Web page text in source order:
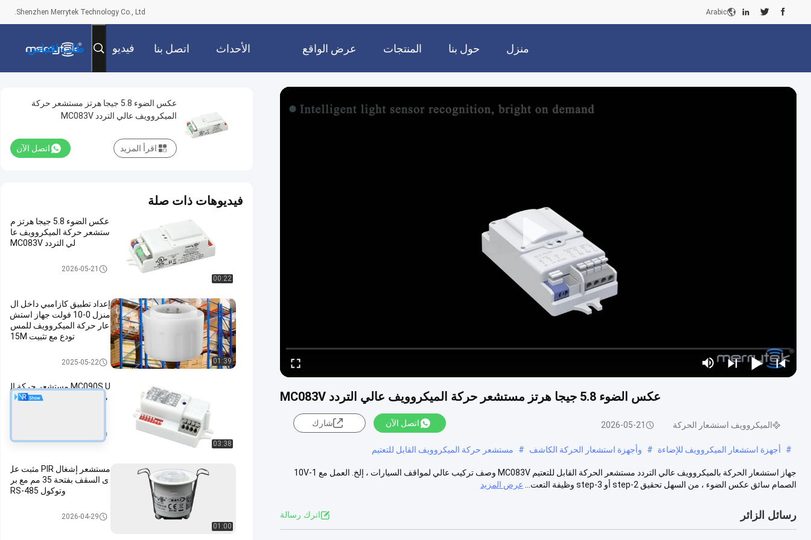
Shenzhen Merrytek Technology Co., Ltd. Arabic
منزل حول بنا المنتجات عرض الواقع الأحداث اتصل بنا فيديو طلب اقتباس
عكس الضوء 5.8 جيجا هرتز مستشعر حركة الميكروويف عالي التردد MC083V
الميكروويف استشعار الحركة 2026-05-21 اتصل الآن شارك
# أجهزة استشعار الميكروويف للإضاءة # وأجهزة استشعار الحركة الكاشف # مستشعر حركة الميكروويف القابل للتعتيم
جهاز استشعار الحركة بالميكروويف عالي التردد مستشعر الحركة القابل للتعتيم MC083V وصف تركيب عالي لمواقف السيارات ، إلخ. العمل مع 1-10V
الصمام سائق عكس الضوء ، من السهل تحقيق 2-step أو 3-step وظيفة التعت...
عرض المزيد
رسائل الزائر اترك رسالة
عكس الضوء 5.8 جيجا هرتز مستشعر حركة
الميكروويف عالي التردد MC083V
اتصل الآن اقرأ المزيد
فيديوهات ذات صلة
00:22
عكس الضوء 5.8 جيجا هرتز م
ستشعر حركة الميكروويف عا
لي التردد MC083V
الميكروويف استشعار الحركة
2026-05-21
01:39
إعداد تطبيق كازامبي داخل ال
منزل 0-10 فولت جهاز استش
عار حركة الميكروويف للمس
تودع مع تثبيت 15M
الميكروويف استشعار الحركة
2025-05-22
03:38
MC090S U مستشعر حركة ال
01:00
مستشعر إشغال PIR مثبت عل
ى السقف بفتحة 35 مم مع بر
وتوكول RS-485
جهاز استشعار الحركة2026-04-29